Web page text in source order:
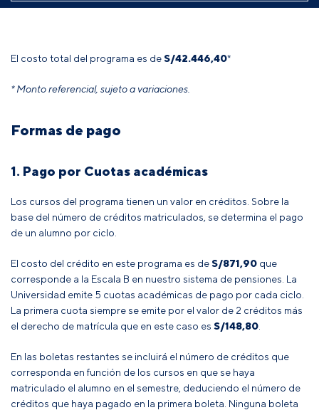
El costo total del programa es deS/42.446,40*
* Monto referencial, sujeto a variaciones.
Formas de pago
1. Pago por Cuotas académicas
Los cursos del programa tienen un valor en créditos. Sobre la
base del número de créditos matriculados, se determina el pago
de un alumno por ciclo.
El costo del crédito en este programa es deS/871,90 que
corresponde a la Escala B en nuestro sistema de pensiones. La
Universidad emite 5 cuotas académicas de pago por cada ciclo.
La primera cuota siempre se emite por el valor de 2 créditos más
el derecho de matrícula que en este caso es S/148,80
En las boletas restantes se incluirá el número de créditos que
corresponda en función de los cursos en que se haya
matriculado el alumno en el semestre, deduciendo el número de
créditos que haya pagado en la primera boleta . Ninguna boleta